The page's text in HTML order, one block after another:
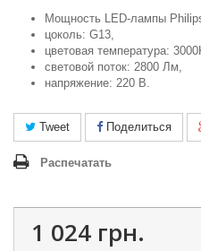
Мощность LED-лампы
цоколь: G13,
цветовая температура:
световой поток: 2800 Лм,
напряжение: 220 В.
Tweet Поделиться
Распечатать
1 024 грн.